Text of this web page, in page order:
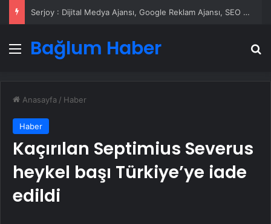
Serjoy : Dijital Medya Ajansı, Google Reklam Ajansı, SEO Ajansı ve Web Tasarım Ajansı
Menü
Bağlum Haber
Anasayfa / Haber
Haber
Kaçırılan Septimius Severus
heykel başı Türkiye’ye iade
edildi